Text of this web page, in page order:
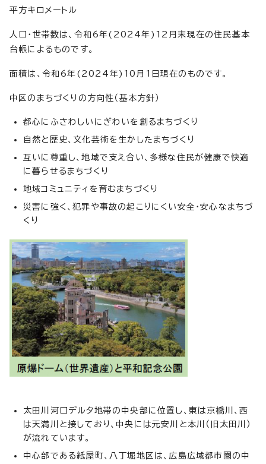
平方キロメートル
人口・世帯数は、令和6年(2024年)12月末現在の住民基本
台帳によるものです。
面積は、令和6年(2024年)10月1日現在のものです。
中区のまちづくりの方向性（基本方針）
都心にふさわしいにぎわいを創るまちづくり
自然と歴史、文化芸術を生かしたまちづくり
互いに尊重し、地域で支え合い、多様な住民が健康で快適
に暮らせるまちづくり
地域コミュニティを育むまちづくり
災害に強く、犯罪や事故の起こりにくい安全・安心なまちづ
くり
太田川河口デルタ地帯の中央部に位置し、東は京橋川、西
は天満川と接しており、中央には元安川と本川（旧太田川）
が流れています。
中心部である紙屋町、八丁堀地区は、広島広域都市圏の中